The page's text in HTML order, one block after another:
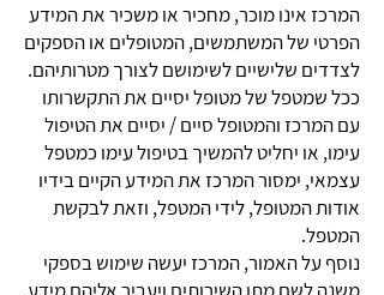
המרכז אינו מוכר, מחכיר או משכיר את המידע
הפרטי של המשתמשים, המטופלים או הספקים
לצדדים שלישיים לשימושם לצורך מטרותיהם.
ככל שמטפל של מטופל יסיים את התקשרותו
עם המרכז והמטופל סיים / יסיים את הטיפול
עימו, או יחליט להמשיך בטיפול עימו כמטפל
עצמאי, ימסור המרכז את המידע הקיים בידיו
אודות המטופל, לידי המטפל, וזאת לבקשת
המטפל.
נוסף על האמור, המרכז יעשה שימוש בספקי